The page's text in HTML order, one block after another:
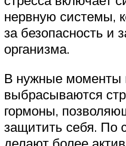
нервную системы,
за безопасность и
организма.
В нужные моменты
выбрасываются
гормоны,
защитить себя. По